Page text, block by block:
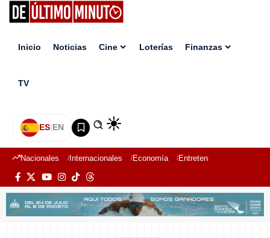
Inicio Noticias Cine Loterías Finanzas
TV
ES|EN
Nacionales Internacionales Economía Entretenimiento